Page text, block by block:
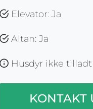
Elevator: Ja
Altan: Ja
Husdyr ikke tilladt
KONTAKT